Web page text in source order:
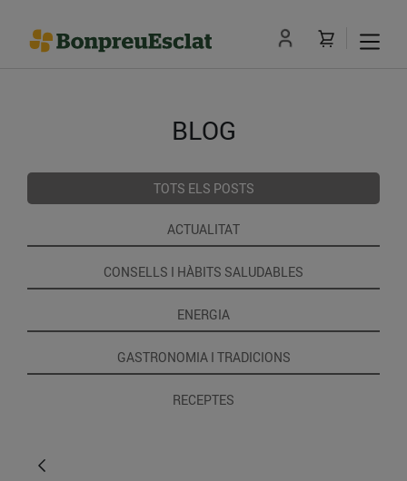
BLOG
TOTS ELS POSTS
ACTUALITAT
CONSELLS I HÀBITS SALUDABLES
ENERGIA
GASTRONOMIA I TRADICIONS
RECEPTES